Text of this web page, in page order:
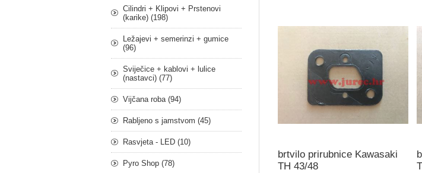
brtvilo prirubnice Kawasaki
TH 43/48
Cilindri + Klipovi + Prstenovi
(karike) (198)
Ležajevi + semerinzi + gumice
(96)
Sviječice + kablovi + lulice
(nastavci) (77)
Vijčana roba (94)
Rabljeno s jamstvom (45)
Rasvjeta - LED (10)
Pyro Shop (78)